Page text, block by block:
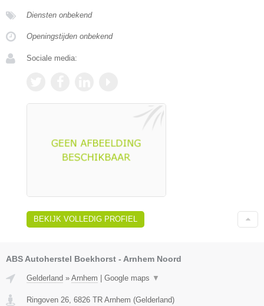
Diensten onbekend
Openingstijden onbekend
Sociale media:
BEKIJK VOLLEDIG PROFIEL
ABS Autoherstel Boekhorst - Arnhem Noord
Gelderland » Arnhem Google maps ▼
Ringoven 26 6826 TR Arnhem (Gelderland)